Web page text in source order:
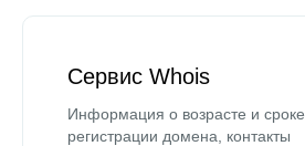
Сервис Whois
Информация о возрасте и сроке
регистрации домена, контакты